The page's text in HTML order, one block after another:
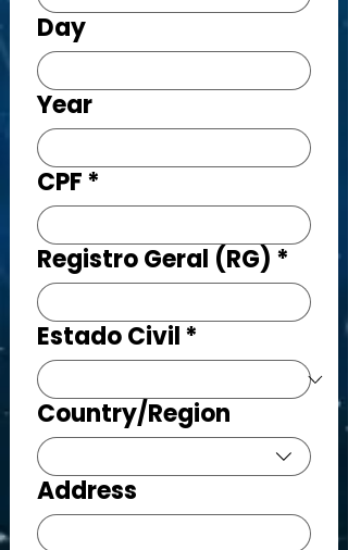
Day
Year
CPF*
Registro Geral (RG) *
Estado Civil*
Endereço de várias linhas
Country/Region
Address